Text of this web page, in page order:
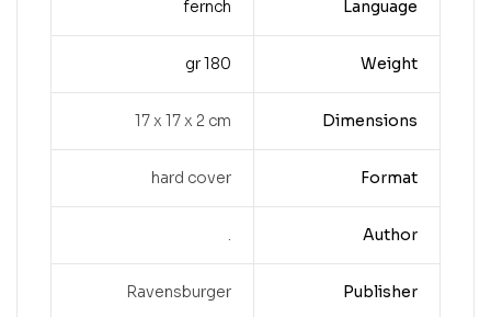
Language
fernch
Weight
180 gr
Dimensions
‎17 x 17 x 2 cm
Format
hard cover
Author
.
Publisher
Ravensburger